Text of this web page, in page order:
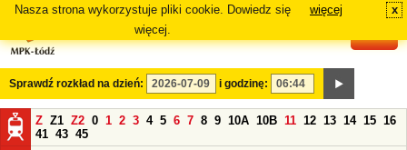
Nasza strona wykorzystuje pliki cookie. Dowiedz się
więcej.
więcej x
Sprawdź rozkład na dzień: i godzinę:
Z Z1 Z2 0 1 2 3 4 5 6 7 8 9 10A 10B 11 12 13 14 15 16
41 43 45